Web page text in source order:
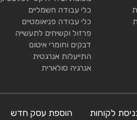
כלי עבודה חשמליים
כלי עבודה פניאומטיים
פרזול וקשיחים לתעשייה
דבקים וחומרי איטום
התייעלות אנרגטית
אנרגיה סולארית
לקוחות הוספת עסק חדש